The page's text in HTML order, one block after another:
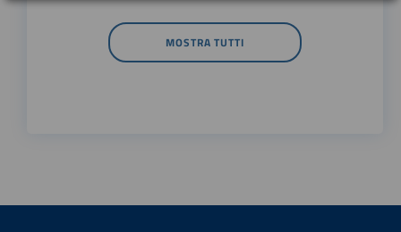
MOSTRA TUTTI